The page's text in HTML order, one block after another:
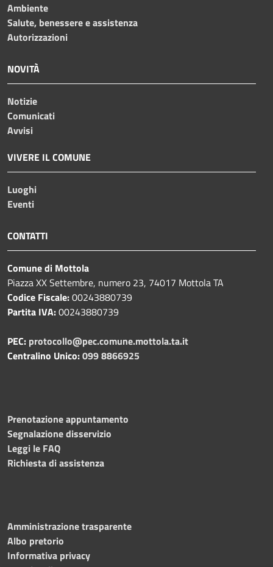
Ambiente
Salute, benessere e assistenza
Autorizzazioni
NOVITÀ
Notizie
Comunicati
Avvisi
VIVERE IL COMUNE
Luoghi
Eventi
CONTATTI
Comune di Mottola
Piazza XX Settembre, numero 23, 74017 Mottola TA
Codice Fiscale:00243880739
Partita IVA:00243880739
PEC: protocollo@pec.comune.mottola.ta.it
Centralino Unico:099 8866925
Prenotazione appuntamento
Segnalazione disservizio
Leggi le FAQ
Richiesta di assistenza
Amministrazione trasparente
Albo pretorio
Informativa privacy